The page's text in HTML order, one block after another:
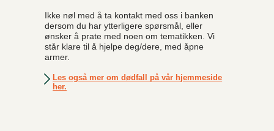
Ikke nøl med å ta kontakt med oss i banken
dersom du har ytterligere spørsmål, eller
ønsker å prate med noen om tematikken. Vi
står klare til å hjelpe deg/dere, med åpne
armer.
Les også mer om dødfall på vår hjemmeside
her.